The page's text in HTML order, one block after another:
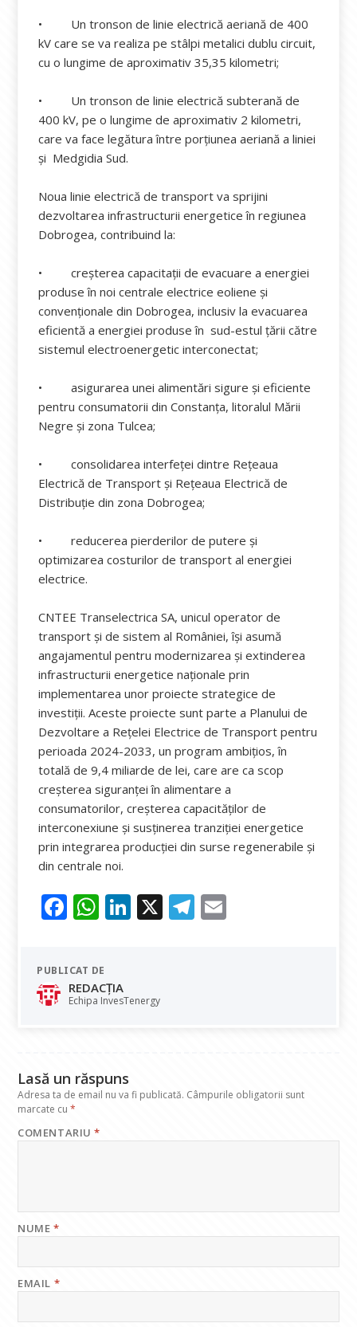
• Un tronson de linie electrică aeriană de 400
kV care se va realiza pe stâlpi metalici dublu circuit,
cu o lungime de aproximativ 35,35 kilometri;
• Un tronson de linie electrică subterană de
400 kV, pe o lungime de aproximativ 2 kilometri,
care va face legătura între porțiunea aeriană a liniei
și Medgidia Sud.
Noua linie electrică de transport va sprijini
dezvoltarea infrastructurii energetice în regiunea
Dobrogea, contribuind la:
• creșterea capacitații de evacuare a energiei
produse în noi centrale electrice eoliene și
convenționale din Dobrogea, inclusiv la evacuarea
eficientă a energiei produse în sud-estul țării către
sistemul electroenergetic interconectat;
• asigurarea unei alimentări sigure și eficiente
pentru consumatorii din Constanța, litoralul Mării
Negre și zona Tulcea;
• consolidarea interfeței dintre Rețeaua
Electrică de Transport și Rețeaua Electrică de
Distribuție din zona Dobrogea;
• reducerea pierderilor de putere și
optimizarea costurilor de transport al energiei
electrice.
CNTEE Transelectrica SA, unicul operator de
transport și de sistem al României, își asumă
angajamentul pentru modernizarea și extinderea
infrastructurii energetice naționale prin
implementarea unor proiecte strategice de
investiții. Aceste proiecte sunt parte a Planului de
Dezvoltare a Rețelei Electrice de Transport pentru
perioada 2024-2033, un program ambițios, în
totală de 9,4 miliarde de lei, care are ca scop
creșterea siguranței în alimentare a
consumatorilor, creșterea capacităților de
interconexiune și susținerea tranziției energetice
prin integrarea producției din surse regenerabile și
din centrale noi.
F
e
b
o
W
at
s
A
Li
dI
X T
PUBLICAT DE
REDACȚIA
Echipa InvesTenergy
Lasă un răspuns
Adresa ta de email nu va fi publicată. Câmpurile obligatorii sunt
marcate cu*
COMENTARIU*
NUME*
EMAIL *